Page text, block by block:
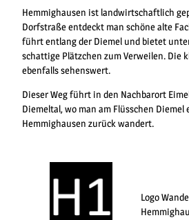
Hemmighausen ist landwirtschaftlich
Dorfstraße entdeckt man schöne alte
führt entlang der Diemel und bietet
schattige Plätzchen zum Verweilen. Die
ebenfalls sehenswert.
Dieser Weg führt in den Nachbarort
Diemeltal, wo man am Flüsschen Diemel
Hemmighausen zurück wandert.
Logo